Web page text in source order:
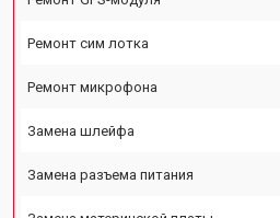
Ремонт сим лотка
Ремонт микрофона
Замена шлейфа
Замена разъема питания